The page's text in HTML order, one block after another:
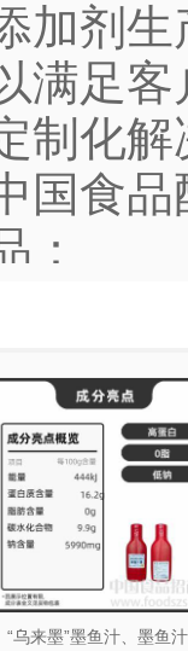
加剂
满足
制化
国食
：
业保
，
道客
”专注
色抗
“乌来墨”墨鱼汁、墨鱼